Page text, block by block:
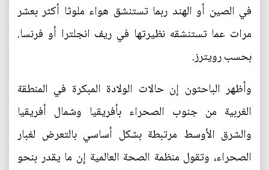
في الصين أو الهند ربما تستنشق هواء ملوثا أكثر بعشر
مرات عما تستنشقه نظيرتها في ريف انجلترا أو فرنسا.
بحسب رويترز.
وأظهر الباحثون إن حالات الولادة المبكرة في المنطقة
الغربية من جنوب الصحراء بأفريقيا وشمال أفريقيا
والشرق الأوسط مرتبطة بشكل أساسي بالتعرض لغبار
الصحراء، وتقول منظمة الصحة العالمية إن ما يقدر بنحو